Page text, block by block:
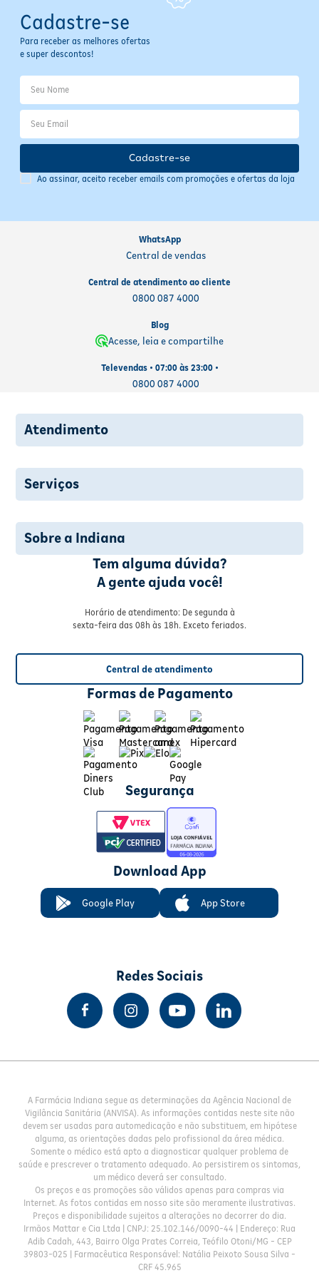
- Tome a dose esquecida assim que lembrar, respeitando o intervalo
de uma hora antes ou duas horas após a ingestão de alimentos ou
bebidas.
esquecida e retome o esquema habitual.
- Nunca tome dose dupla para compensar a dose esquecida.
- Em caso de dúvidas, consulte o farmacêutico ou médico
responsável.
Cadastre-se
Para receber as melhores ofertas
e super descontos!
Ao assinar, aceito receber emails com promoções e ofertas da loja
Cadastre-se
WhatsApp
Central de vendas
Central de atendimento ao cliente
0800 087 4000
Blog
Acesse, leia e compartilhe
Televendas • 07:00 às 23:00 •
0800 087 4000
Atendimento
Serviços
Sobre a Indiana
Tem alguma dúvida?
A gente ajuda você!
Horário de atendimento: De segunda à
sexta-feira das 08h às 18h. Exceto feriados.
Central de atendimento
Formas de Pagamento
Segurança
Download App
Google Play App Store
Redes Sociais
A Farmácia Indiana segue as determinações da Agência Nacional de
Vigilância Sanitária (ANVISA). As informações contidas neste site não
devem ser usadas para automedicação e não substituem, em hipótese
alguma, as orientações dadas pelo profissional da área médica.
Somente o médico está apto a diagnosticar qualquer problema de
saúde e prescrever o tratamento adequado. Ao persistirem os sintomas,
um médico deverá ser consultado.
Os preços e as promoções são válidos apenas para compras via
Internet. As fotos contidas em nosso site são meramente ilustrativas.
Preços e disponibilidade sujeitos a alterações no decorrer do dia.
Irmãos Mattar e Cia Ltda | CNPJ: 25.102.146/0090-44 | Endereço: Rua
Adib Cadah, 443, Bairro Olga Prates Correia, Teófilo Otoni/MG - CEP
39803-025 | Farmacêutica Responsável: Natália Peixoto Sousa Silva -
CRF 45.965